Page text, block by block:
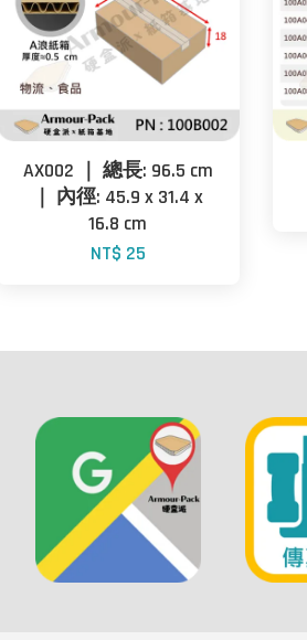
AX002 ｜ 總長: 96.5 cm
｜ 內徑: 45.9 x 31.4 x
16.8 cm
NT$ 25